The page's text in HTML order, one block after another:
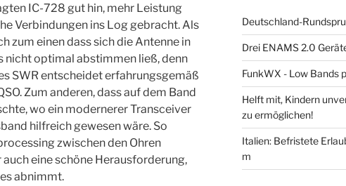
IC-728 gut hin, mehr Leistung
Verbindungen ins Log gebracht. Als
zum einen dass sich die Antenne in
nicht optimal abstimmen ließ, denn
SWR entscheidet erfahrungsgemäß
Zum anderen, dass auf dem Band
wo ein modernerer Transceiver
hilfreich gewesen wäre. So
zwischen den Ohren
eine schöne Herausforderung,
abnimmt.
Deutschland-
Drei ENAMS 2.0
FunkWX - Low Bands
Helft mit, Kindern
zu ermöglichen!
Italien: Befristete
m